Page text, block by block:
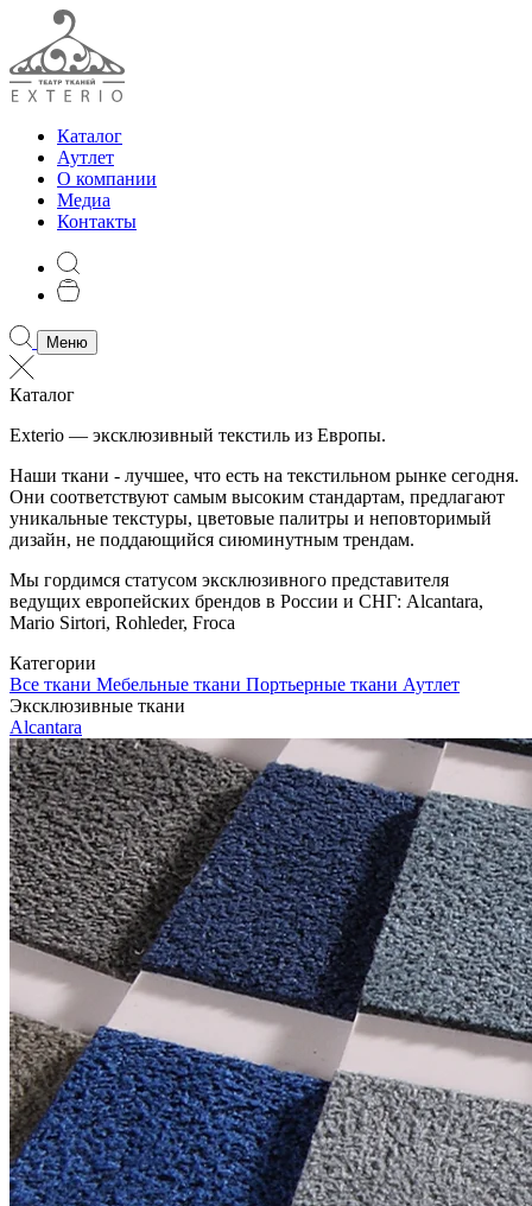
Каталог
Аутлет
О компании
Медиа
Контакты
Меню
Каталог
Exterio — эксклюзивный текстиль из Европы.
Наши ткани - лучшее, что есть на текстильном рынке сегодня.
Они соответствуют самым высоким стандартам, предлагают
уникальные текстуры, цветовые палитры и неповторимый
дизайн, не поддающийся сиюминутным трендам.
Мы гордимся статусом эксклюзивного представителя
ведущих европейских брендов в России и СНГ: Alcantara,
Mario Sirtori, Rohleder, Froca
Категории
Все ткани Мебельные ткани Портьерные ткани Аутлет
Эксклюзивные ткани
Alcantara